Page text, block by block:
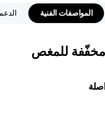
المواصفات الفنية
مخفّفة للمغص